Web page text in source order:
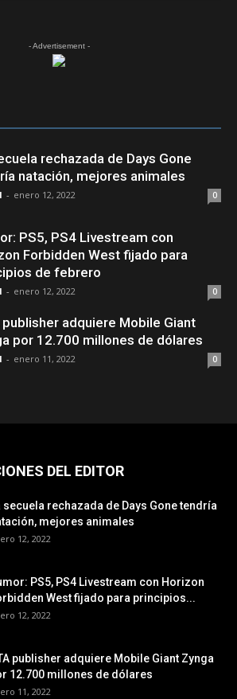
- Advertisement -
rechazada de Days Gone
natación, mejores animales
- enero 12, 2022 0
PS5, PS4 Livestream con
Forbidden West fijado para
de febrero
- enero 12, 2022 0
publisher adquiere Mobile Giant
por 12.700 millones de dólares
- enero 11, 2022 0
DEL EDITOR
secuela rechazada de Days Gone tendría
mejores animales
12, 2022
PS5, PS4 Livestream con Horizon
West fijado para principios...
12, 2022
publisher adquiere Mobile Giant Zynga
12.700 millones de dólares
11, 2022